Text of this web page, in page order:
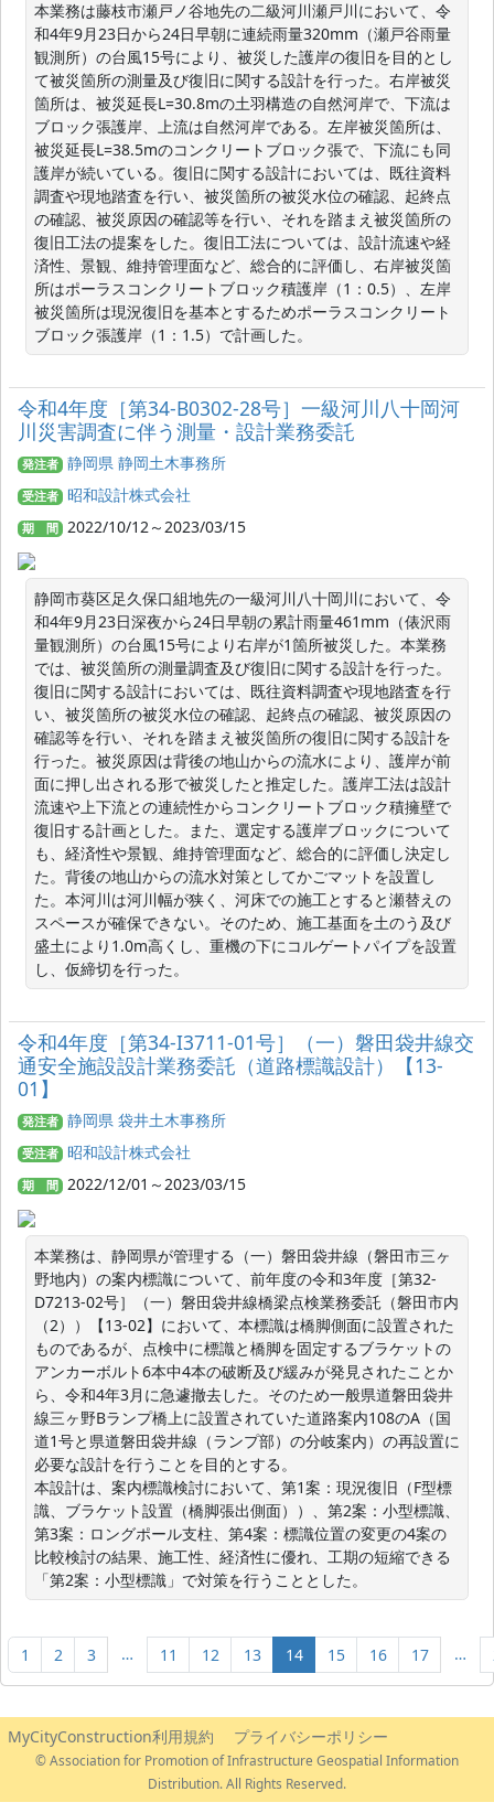
本業務は藤枝市瀬戸ノ谷地先の二級河川瀬戸川において、令
和4年9月23日から24日早朝に連続雨量320mm（瀬戸谷雨量
観測所）の台風15号により、被災した護岸の復旧を目的とし
て被災箇所の測量及び復旧に関する設計を行った。右岸被災
箇所は、被災延長L=30.8mの土羽構造の自然河岸で、下流は
ブロック張護岸、上流は自然河岸である。左岸被災箇所は、
被災延長L=38.5mのコンクリートブロック張で、下流にも同
護岸が続いている。復旧に関する設計においては、既往資料
調査や現地踏査を行い、被災箇所の被災水位の確認、起終点
の確認、被災原因の確認等を行い、それを踏まえ被災箇所の
復旧工法の提案をした。復旧工法については、設計流速や経
済性、景観、維持管理面など、総合的に評価し、右岸被災箇
所はポーラスコンクリートブロック積護岸（1：0.5）、左岸
被災箇所は現況復旧を基本とするためポーラスコンクリート
ブロック張護岸（1：1.5）で計画した。
令和4年度［第34-B0302-28号］一級河川八十岡河
川災害調査に伴う測量・設計業務委託
発注者 静岡県 静岡土木事務所
受注者 昭和設計株式会社
期 間 2022/10/12～2023/03/15
静岡市葵区足久保口組地先の一級河川八十岡川において、令
和4年9月23日深夜から24日早朝の累計雨量461mm（俵沢雨
量観測所）の台風15号により右岸が1箇所被災した。本業務
では、被災箇所の測量調査及び復旧に関する設計を行った。
復旧に関する設計においては、既往資料調査や現地踏査を行
い、被災箇所の被災水位の確認、起終点の確認、被災原因の
確認等を行い、それを踏まえ被災箇所の復旧に関する設計を
行った。被災原因は背後の地山からの流水により、護岸が前
面に押し出される形で被災したと推定した。護岸工法は設計
流速や上下流との連続性からコンクリートブロック積擁壁で
復旧する計画とした。また、選定する護岸ブロックについて
も、経済性や景観、維持管理面など、総合的に評価し決定し
た。背後の地山からの流水対策としてかごマットを設置し
た。本河川は河川幅が狭く、河床での施工とすると瀬替えの
スペースが確保できない。そのため、施工基面を土のう及び
盛土により1.0m高くし、重機の下にコルゲートパイプを設置
し、仮締切を行った。
令和4年度［第34-I3711-01号］（一）磐田袋井線交
通安全施設設計業務委託（道路標識設計）【13-
01】
発注者 静岡県 袋井土木事務所
受注者 昭和設計株式会社
期 間 2022/12/01～2023/03/15
本業務は、静岡県が管理する（一）磐田袋井線（磐田市三ヶ
野地内）の案内標識について、前年度の令和3年度［第32-
D7213-02号］（一）磐田袋井線橋梁点検業務委託（磐田市内
（2））【13-02】において、本標識は橋脚側面に設置された
ものであるが、点検中に標識と橋脚を固定するブラケットの
アンカーボルト6本中4本の破断及び緩みが発見されたことか
ら、令和4年3月に急遽撤去した。そのため一般県道磐田袋井
線三ヶ野Bランプ橋上に設置されていた道路案内108のA（国
道1号と県道磐田袋井線（ランプ部）の分岐案内）の再設置に
必要な設計を行うことを目的とする。
本設計は、案内標識検討において、第1案：現況復旧（F型標
識、ブラケット設置（橋脚張出側面））、第2案：小型標識、
第3案：ロングポール支柱、第4案：標識位置の変更の4案の
比較検討の結果、施工性、経済性に優れ、工期の短縮できる
「第2案：小型標識」で対策を行うこととした。
1 2 3 … 11 12 13 14 15 16 17 …
MyCityConstruction利用規約 プライバシーポリシー
© Association for Promotion of Infrastructure Geospatial Information
Distribution. All Rights Reserved.